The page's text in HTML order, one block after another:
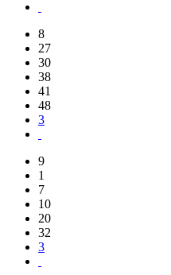
8
27
30
38
41
48
3
9
1
7
10
20
32
3